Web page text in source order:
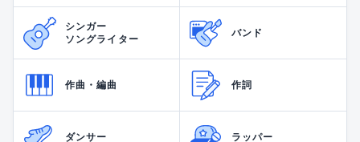
シンガー
ソングライター
バンド
作曲・編曲 作詞
ダンサー ラッパー